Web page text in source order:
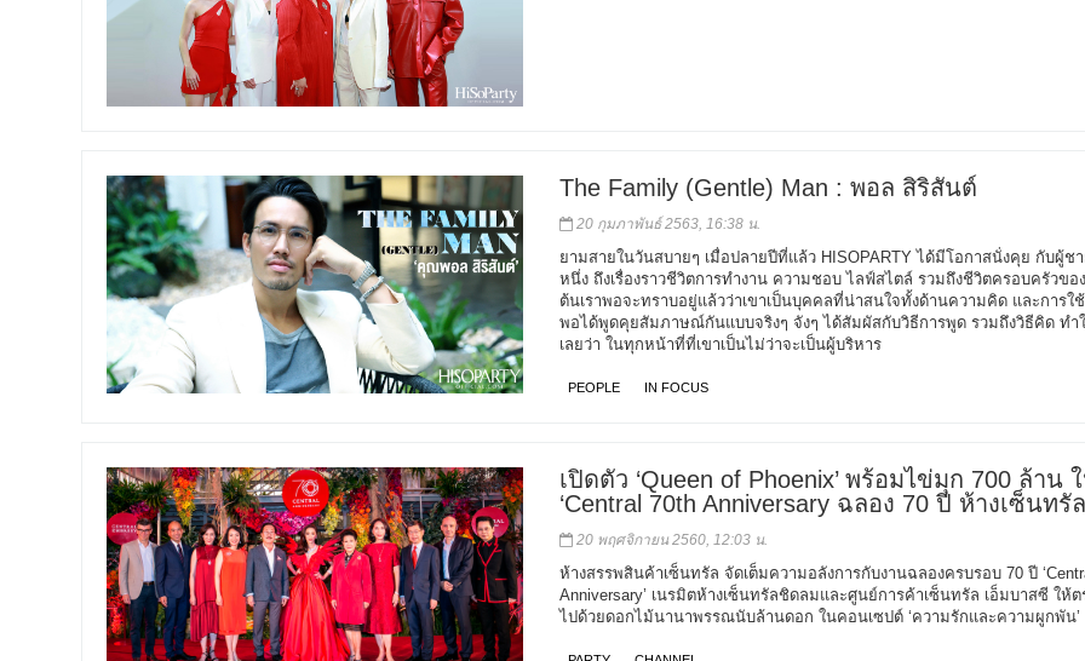
The Family (Gentle) Man : พอล สิริสันต์
20 กุมภาพันธ์ 2563, 16:38 น.
ยามสายในวันสบายๆ เมื่อปลายปีที่แล้ว HISOPARTY ได้มีโอกาสนั่งคุย กับผู้ช
หนึ่ง ถึงเรื่องราวชีวิตการทำงาน ความชอบ ไลฟ์สไตล์ รวมถึงชีวิตครอบครัวของ
ต้นเราพอจะทราบอยู่แล้วว่าเขาเป็นบุคคลที่น่าสนใจทั้งด้านความคิด และการใ
พอได้พูดคุยสัมภาษณ์กันแบบจริงๆ จังๆ ได้สัมผัสกับวิธีการพูด รวมถึงวิธีคิด ทำใ
เลยว่า ในทุกหน้าที่ที่เขาเป็นไม่ว่าจะเป็นผู้บริหาร
PEOPLE IN FOCUS
เปิดตัว ‘Queen of Phoenix’ พร้อมไข่มุก 700 ล้าน
‘Central 70th Anniversary ฉลอง 70 ปี ห้างเซ็นทรัล
20 พฤศจิกายน 2560, 12:03 น.
ห้างสรรพสินค้าเซ็นทรัล จัดเต็มความอลังการกับงานฉลองครบรอบ 70 ปี
Anniversary’ เนรมิตห้างเซ็นทรัลชิดลมและศูนย์การค้าเซ็นทรัล เอ็มบาสซี ให้ต
ไปด้วยดอกไม้นานาพรรณนับล้านดอก ในคอนเซปต์ ‘ความรักและความผูกพัน’